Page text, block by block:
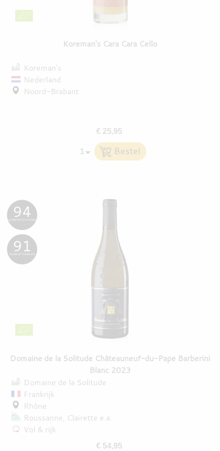
Koreman's Cara Cara Cello
Koreman's
Nederland
Noord-Brabant
€ 25,95
Domaine de la Solitude Châteauneuf-du-Pape Barberini
Blanc 2023
94
WINE SPECTATOR
91
ROBERT PARKER
Domaine de la Solitude
Frankrijk
Rhône
Roussanne Clairette e.a.
Vol & rijk
€ 54,95